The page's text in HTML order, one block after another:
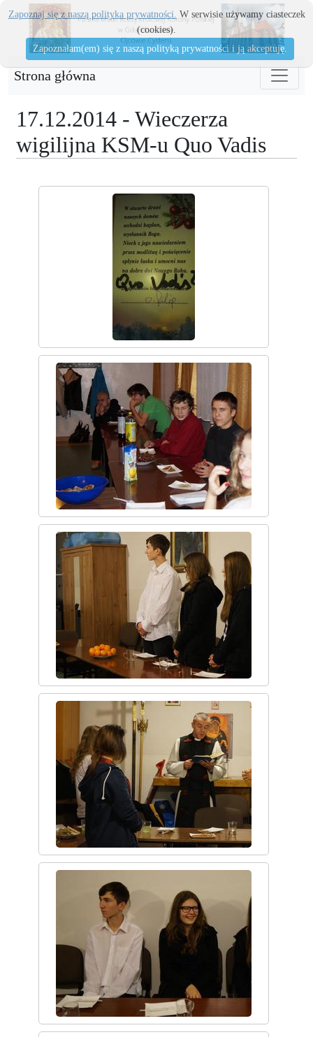
Strona główna
17.12.2014 - Wieczerza
wigilijna KSM-u Quo Vadis
Zapoznaj się z naszą polityka prywatności. W serwisie używamy ciasteczek
(cookies).
Zapoznałam(em) się z naszą polityką prywatności i ją akceptuję.